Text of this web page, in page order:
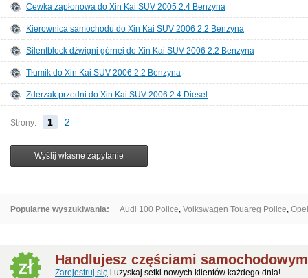
Cewka zapłonowa do Xin Kai SUV 2005 2.4 Benzyna
Kierownica samochodu do Xin Kai SUV 2006 2.2 Benzyna
Silentblock dźwigni górnej do Xin Kai SUV 2006 2.2 Benzyna
Tłumik do Xin Kai SUV 2006 2.2 Benzyna
Zderzak przedni do Xin Kai SUV 2006 2.4 Diesel
Strony: 1 2
Popularne wyszukiwania: Audi 100 Police, Volkswagen Touareg Police,
Handlujesz częściami
Zarejestruj się i uzyskaj setki nowych klientów każdego dnia!